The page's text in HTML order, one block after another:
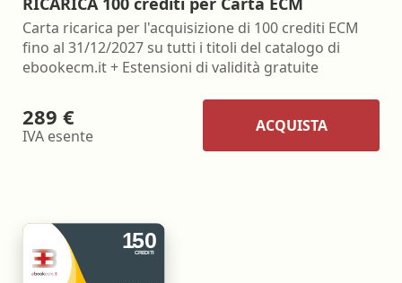
Carta ricarica per l'acquisizione di 100 crediti ECM
fino al 31/12/2027 su tutti i titoli del catalogo di
ebookecm.it + Estensioni di validità gratuite
289 €
IVA esente
ACQUISTA